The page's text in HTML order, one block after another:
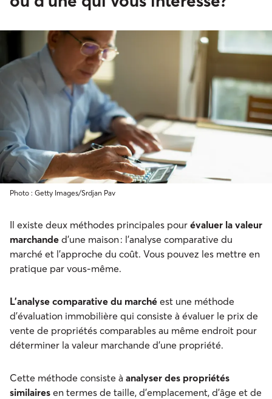
Photo : Getty Images/Srdjan Pav
Il existe deux méthodes principales pour évaluer la valeur
marchande d'une maison : l'analyse comparative du
marché et l'approche du coût. Vous pouvez les mettre en
pratique par vous-même.
L'analyse comparative du marché est une méthode
d'évaluation immobilière qui consiste à évaluer le prix de
vente de propriétés comparables au même endroit pour
déterminer la valeur marchande d'une propriété.
Cette méthode consiste à analyser des propriétés
similaires en termes de taille, d'emplacement, d'âge et de